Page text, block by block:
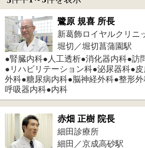
細田診療所
細田／京成高砂駅
●呼吸器内科●心療内科●放射線科●精神科●循環器内科
●消化器内科●内科
吉田 明弘 院長
吉田機司クリニック
鎌倉／新柴又駅
●放射線科●小児科●内科
安倍内科医院
東新小岩／新小岩駅
●放射線科●リウマチ科●糖尿病内科●循環器内科●胃腸
内科●呼吸器内科●内科●アレルギー科